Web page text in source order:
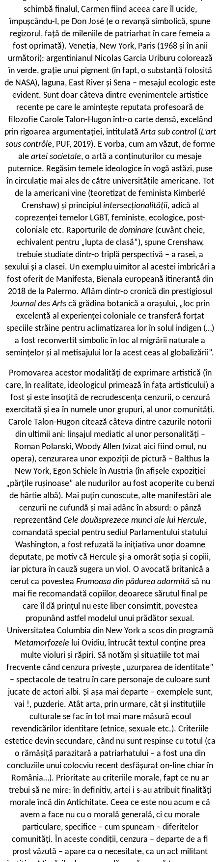
schimbă finalul, Carmen fiind aceea care îl ucide,
împușcându-l, pe Don José (e o revanșă simbolică, spune
regizorul, față de mileniile de patriarhat în care femeia a
fost oprimată). Veneția, New York, Paris (1968 și în anii
următori): argentinianul Nicolas Garcia Uriburu colorează
în verde, grație unui pigment (în fapt, o substanță folosită
de NASA), laguna, East River și Sena – mesajul ecologic este
evident. Sunt doar câteva dintre evenimentele artistice
recente pe care le amintește reputata profesoară de
filozofie Carole Talon-Hugon într-o carte densă, excelând
prin rigoarea argumentației, intitulatăArta sub control (L’art
sous contrôle, PUF, 2019). E vorba, cum am văzut, de forme
ale artei societale, o artă a conținuturilor cu mesaje
puternice. Regăsim temele ideologice în vogă astăzi, puse
în circulație mai ales de către universitățile americane. Tot
de la americani vine (teoretizat de feminista Kimberlé
Crenshaw) și principiul intersecționalității, adică al
coprezenței temelor LGBT, feministe, ecologice, post-
coloniale etc. Raporturile de dominare (cuvânt cheie,
echivalent pentru „lupta de clasă”), spune Crenshaw,
trebuie studiate dintr-o triplă perspectivă – a rasei, a
sexului și a clasei. Un exemplu uimitor al acestei imbricări a
fost oferit de Manifesta, Bienala europeană itinerantă din
2018 de la Palermo. Aflăm dintr-o cronică din prestigiosul
Journal des Arts că grădina botanică a orașului, „loc prin
excelență al experienței coloniale ce transferă forțat
speciile străine pentru aclimatizarea lor în solul indigen (…)
a fost reconvertit simbolic în loc al migrării naturale a
semințelor și al metisajului lor la acest ceas al globalizării”.
Promovarea acestor modalități de exprimare artistică (în
care, în realitate, ideologicul primează în fața artisticului) a
fost și este însoțită de recrudescența cenzurii, o cenzură
exercitată și ea în numele unor grupuri, al unor comunități.
Carole Talon-Hugon citează câteva dintre cazurile notorii
din ultimii ani: linșajul mediatic al unor personalități –
Roman Polanski, Woody Allen (vizat aici fiind omul, nu
opera), cenzurarea unor expoziții de pictură – Balthus la
New York, Egon Schiele în Austria (în afișele expoziției
„părțile rușinoase” ale nudurilor au fost acoperite cu benzi
de hârtie albă). Mai puțin cunoscute, alte manifestări ale
cenzurii ne cufundă și mai adânc în absurd: o pânză
reprezentând Cele douăsprezece munci ale lui Hercule,
comandată special pentru sediul Parlamentului statului
Washington, a fost refuzată la inițiativa unor doamne
deputate, pe motiv că Hercule și-a omorât soția și copiii,
iar pictura în cauză sugera un viol. O avocată britanică a
cerut ca povestea Frumoasa din pădurea adormită să nu
mai fie recomandată copiilor, deoarece sărutul final pe
care îl dă prințul nu este liber consimțit, povestea
propunând astfel modelul unui prădător sexual.
Universitatea Columbia din New York a scos din programă
Metamorfozele lui Ovidiu, întrucât textul conține prea
multe violuri și răpiri. Să notăm și situațiile tot mai
frecvente când cenzura privește „uzurparea de identitate”
– spectacole de teatru în care personaje de culoare sunt
jucate de actori albi. Și așa mai departe – exemplele sunt,
vai !, puzderie. Atât arta, prin urmare, cât și instituțiile
culturale se fac în tot mai mare măsură ecoul
revendicărilor identitare (etnice, sexuale etc.). Criteriile
estetice devin secundare, când nu sunt respinse cu totul (ca
o rămășiță parazitară a patriarhatului – a fost una din
concluziile unui colocviu recent desfășurat on-line chiar în
România…). Prioritate au criteriile morale, fapt ce nu ar
trebui să ne mire: în definitiv, artei i s-au atribuit finalități
morale încă din Antichitate. Ceea ce este nou acum e că
avem a face nu cu o morală generală, ci cu morale
particulare, specifice – cum spuneam – diferitelor
comunități. În aceste condiții, cenzura – departe de a fi
prost văzută – apare ca o necesitate, ca un act militant